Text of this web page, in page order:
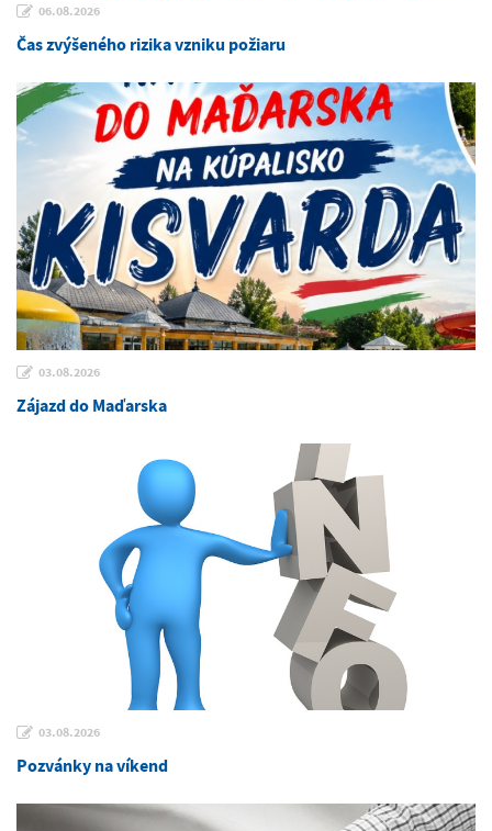
06.08.2026
Čas zvýšeného rizika vzniku požiaru
03.08.2026
Zájazd do Maďarska
03.08.2026
Pozvánky na víkend